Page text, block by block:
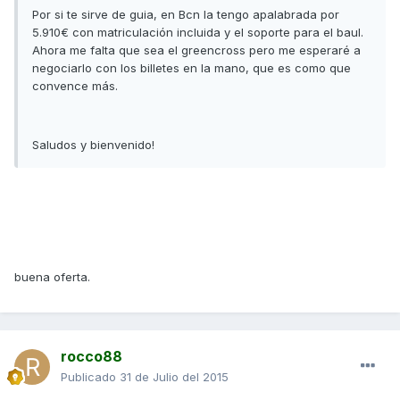
Por si te sirve de guia, en Bcn la tengo apalabrada por
5.910€ con matriculación incluida y el soporte para el baul.
Ahora me falta que sea el greencross pero me esperaré a
negociarlo con los billetes en la mano, que es como que
convence más.
Saludos y bienvenido!
buena oferta.
rocco88
Publicado 31 de Julio del 2015